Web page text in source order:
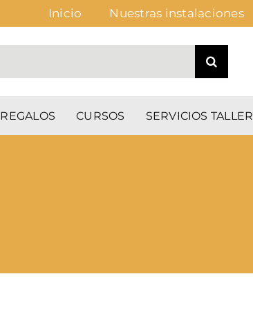
Inicio Nuestras instalaciones
REGALOS CURSOS SERVICIOS TALLER